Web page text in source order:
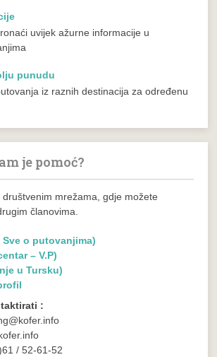
uvijek ažurne informacije u
punudu
iz raznih destinacija za određenu
je pomoć?
mrežama, gdje možete
članovima.
Sve o putovanjima)
– V.P)
u Tursku)
:
/ 52-61-52